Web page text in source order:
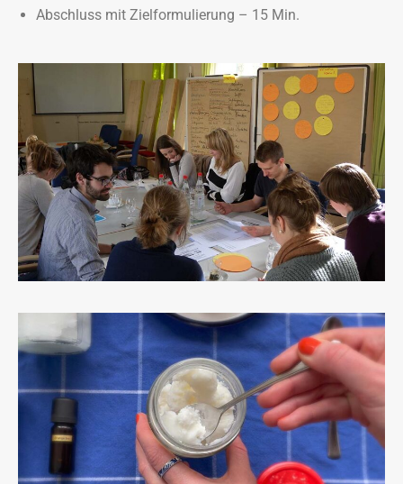
Abschluss mit Zielformulierung – 15 Min.